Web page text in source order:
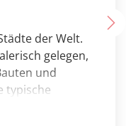
der Welt.
gelegen,
und
typische